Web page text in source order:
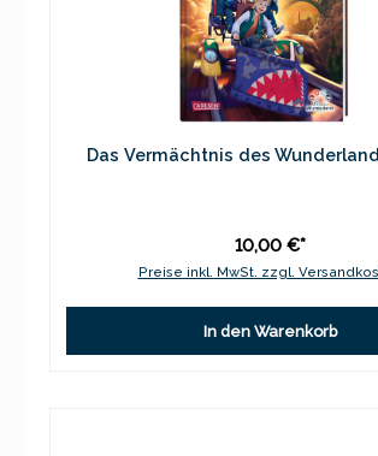
Das Vermächtnis des
10,00 €*
Preise inkl. MwSt. zzgl.
In den Warenkorb